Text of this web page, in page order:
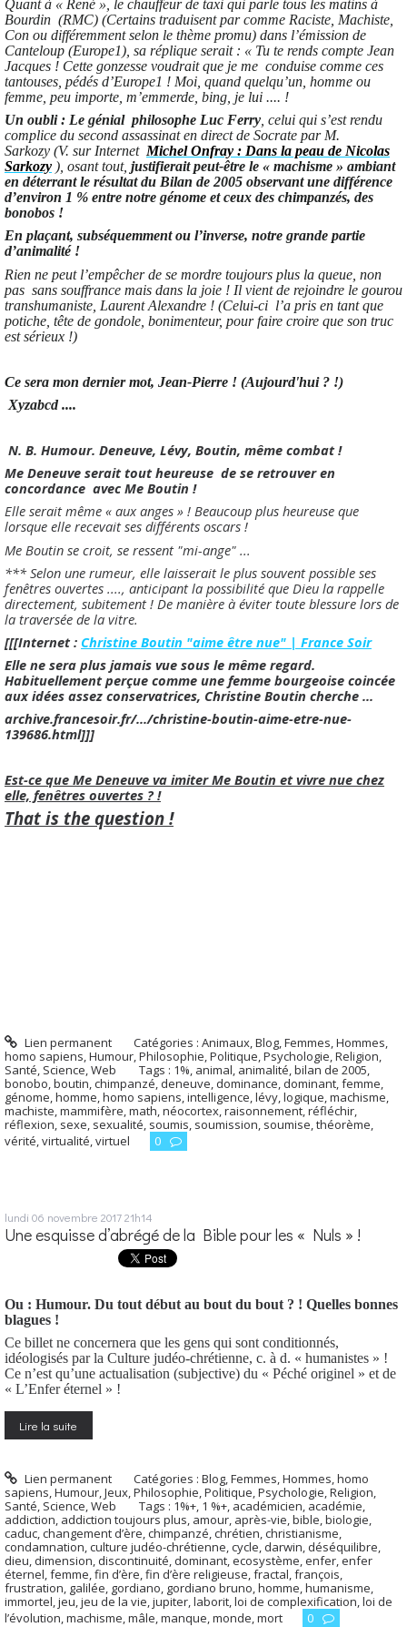
Quant à « René », le chauffeur de taxi qui parle tous les matins à
Bourdin (RMC) (Certains traduisent par comme Raciste, Machiste,
Con ou différemment selon le thème promu) dans l’émission de
Canteloup (Europe1), sa réplique serait : « Tu te rends compte Jean
Jacques ! Cette gonzesse voudrait que je me conduise comme ces
tantouses, pédés d’Europe1 ! Moi, quand quelqu’un, homme ou
femme, peu importe, m’emmerde, bing, je lui .... !
Un oubli : Le génial philosophe Luc Ferry , celui qui s’est rendu
complice du second assassinat en direct de Socrate par M.
Sarkozy (V. sur Internet Michel Onfray : Dans la peau de Nicolas
Sarkozy ), osant tout, justifierait peut-être le « machisme » ambiant
en déterrant le résultat du Bilan de 2005 observant une différence
d’environ 1 % entre notre génome et ceux des chimpanzés, des
bonobos !
En plaçant, subséquemment ou l’inverse, notre grande partie
d’animalité !
Rien ne peut l’empêcher de se mordre toujours plus la queue, non
pas sans souffrance mais dans la joie ! Il vient de rejoindre le gourou
transhumaniste, Laurent Alexandre ! (Celui-ci l’a pris en tant que
potiche, tête de gondole, bonimenteur, pour faire croire que son truc
est sérieux !)
Ce sera mon dernier mot, Jean-Pierre ! (Aujourd'hui? !)
Xyzabcd ....
N. B. Humour. Deneuve, Lévy, Boutin, même combat !
Me Deneuve serait tout heureuse de se retrouver en
concordance avec Me Boutin !
Elle serait même « aux anges » ! Beaucoup plus heureuse que
lorsque elle recevait ses différents oscars !
Me Boutin se croit, se ressent "mi-ange" ...
*** Selon une rumeur, elle laisserait le plus souvent possible ses
fenêtres ouvertes ...., anticipant la possibilité que Dieu la rappelle
directement, subitement ! De manière à éviter toute blessure lors de
la traversée de la vitre.
[[[Internet : Christine Boutin "aime être nue" | France Soir
Elle ne sera plus jamais vue sous le même regard.
Habituellement perçue comme une femme bourgeoise coincée
aux idées assez conservatrices, Christine Boutin cherche ...
archive.francesoir.fr/.../christine-boutin-aime-etre-nue-
139686.html]]]
Est-ce que Me Deneuve va imiter Me Boutin et vivre nue chez
elle, fenêtres ouvertes ? !
That is the question !
Lien permanent Catégories :Animaux,Blog,Femmes,Hommes,
homo sapiens,Humour,Philosophie,Politique,Psychologie,Religion,
Santé, Science,Web Tags : 1%, animal, animalité,bilan de 2005,
bonobo,boutin,chimpanzé, deneuve, dominance, dominant,femme,
génome,homme,homo sapiens,intelligence,lévy,logique,machisme,
machiste,mammifère,math,néocortex,raisonnement,réfléchir,
réflexion, sexe, sexualité, soumis, soumission, soumise,théorème,
vérité,virtualité,virtuel 0
lundi 06 novembre 201721h14
Une esquisse d’abrégé de la Bible pour les « Nuls » !
Ou : Humour. Du tout début au bout du bout ? ! Quelles bonnes
blagues !
Ce billet ne concernera que les gens qui sont conditionnés,
idéologisés par la Culture judéo-chrétienne, c. à d. « humanistes » !
Ce n’est qu’une actualisation (subjective) du « Péché originel » et de
« L’Enfer éternel » !
Lire la suite
Lien permanent Catégories :Blog,Femmes,Hommes, homo
sapiens,Humour,Jeux,Philosophie,Politique,Psychologie,Religion,
Santé, Science,Web Tags : 1%+, 1 %+, académicien, académie,
addiction, addiction toujours plus, amour, après-vie,bible,biologie,
caduc,changement d’ère,chimpanzé,chrétien,christianisme,
condamnation,culture judéo-chrétienne,cycle, darwin, déséquilibre,
dieu, dimension, discontinuité, dominant,ecosystème,enfer,enfer
éternel,femme,fin d’ère,fin d’ère religieuse,fractal,françois,
frustration, galilée, gordiano, gordiano bruno,homme,humanisme,
immortel,jeu,jeu de la vie,jupiter,laborit,loi de complexification,loi de
l’évolution,machisme,mâle,manque,monde,mort 0